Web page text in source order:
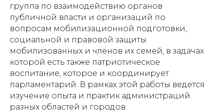
группа по взаимодействию органов
публичной власти и организаций по
вопросам мобилизационной подготовки,
социальной и правовой защиты
мобилизованных и членов их семей, в задачах
которой есть также патриотическое
воспитание, которое и координирует
парламентарий. В рамках этой работы ведется
изучение опыта и практик администраций
разных областей и городов.